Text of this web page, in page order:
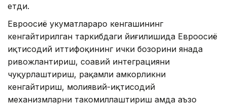
етди.
Евроосиё ҳукуматлараро кенгашининг
кенгайтирилган таркибдаги йиғилишида Евроосиё
иқтисодий иттифоқининг ички бозорини янада
ривожлантириш, соҳавий интеграцияни
чуқурлаштириш, рақамли ҳамкорликни
кенгайтириш, молиявий-иқтисодий
механизмларни такомиллаштириш ҳамда аъзо